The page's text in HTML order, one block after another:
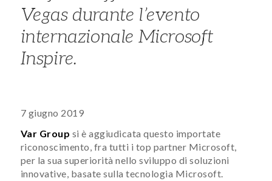
Vegas durante l’evento
internazionale Microsoft
Inspire.
7 giugno 2019
Var Group si è aggiudicata questo importate
riconoscimento, fra tutti i top partner Microsoft,
per la sua superiorità nello sviluppo di soluzioni
innovative, basate sulla tecnologia Microsoft.